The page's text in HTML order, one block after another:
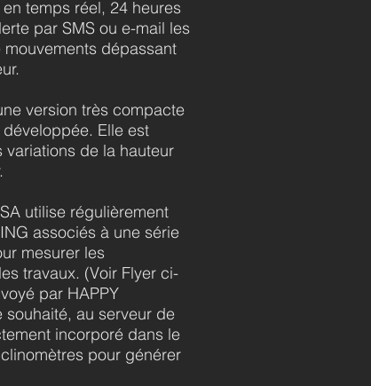
temps réel, 24 heures
par SMS ou e-mail les
dépassant
version très compacte
développée. Elle est
de la hauteur
utilise régulièrement
associés à une série
mesurer les
travaux. (Voir Flyer ci-
par HAPPY
souhaité, au serveur de
incorporé dans le
pour générer